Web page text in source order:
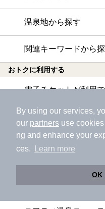
By using our services,
our partners use
ng and enhance your
ces.
Learn more
OK
温泉地から探す
関連キーワードから
おトクに利用する
電子チケットが利用
クーポンが利用でき